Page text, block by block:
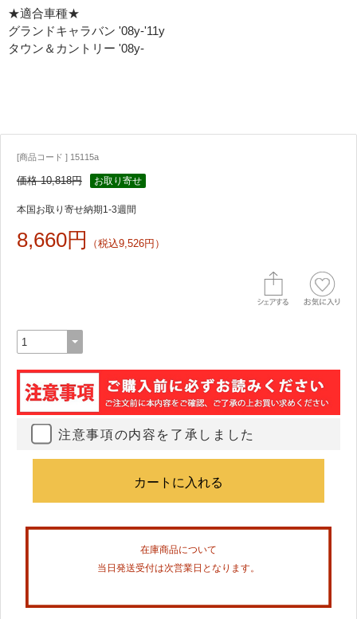
★適合車種★
グランドキャラバン '08y-'11y
タウン＆カントリー '08y-
[商品コード ] 15115a
価格 10,818円 お取り寄せ
本国お取り寄せ納期1-3週間
8,660円 （税込9,526円）
注意事項の内容を了承しました
在庫商品について
当日発送受付は次営業日となります。